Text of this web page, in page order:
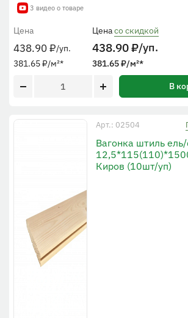
3 видео о товаре
Цена
438.90₽/уп.
381.65₽/м²*
Ценасо скидкой
438.90₽/уп.
381.65₽/м²*
В
Арт.: 02504
Вагонка штиль ель/
Киров (10шт/уп)